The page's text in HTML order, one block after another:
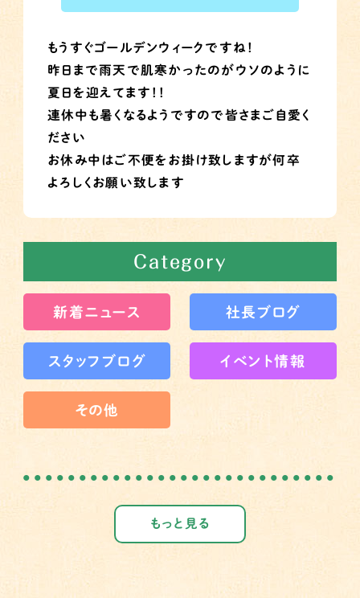
もうすぐゴールデンウィークですね！
昨日まで雨天で肌寒かったのがウソのように
夏日を迎えてます！！
連休中も暑くなるようですので皆さまご自愛く
ださい
お休み中はご不便をお掛け致しますが何卒
よろしくお願い致します
Category
新着ニュース 社長ブログ
スタッフブログ イベント情報
その他
もっと見る